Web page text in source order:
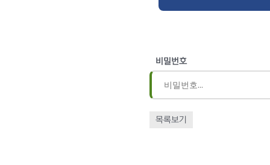
비밀번호
목록보기